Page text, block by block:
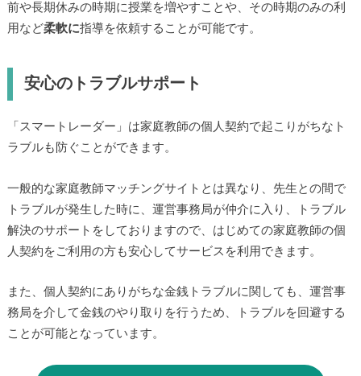
前や長期休みの時期に授業を増やすことや、その時期のみの利
用など柔軟に指導を依頼することが可能です。
安心のトラブルサポート
「スマートレーダー」は家庭教師の個人契約で起こりがちなト
ラブルも防ぐことができます。
一般的な家庭教師マッチングサイトとは異なり、先生との間で
トラブルが発生した時に、運営事務局が仲介に入り、トラブル
解決のサポートをしておりますので、はじめての家庭教師の個
人契約をご利用の方も安心してサービスを利用できます。
また、個人契約にありがちな金銭トラブルに関しても、運営事
務局を介して金銭のやり取りを行うため、トラブルを回避する
ことが可能となっています。